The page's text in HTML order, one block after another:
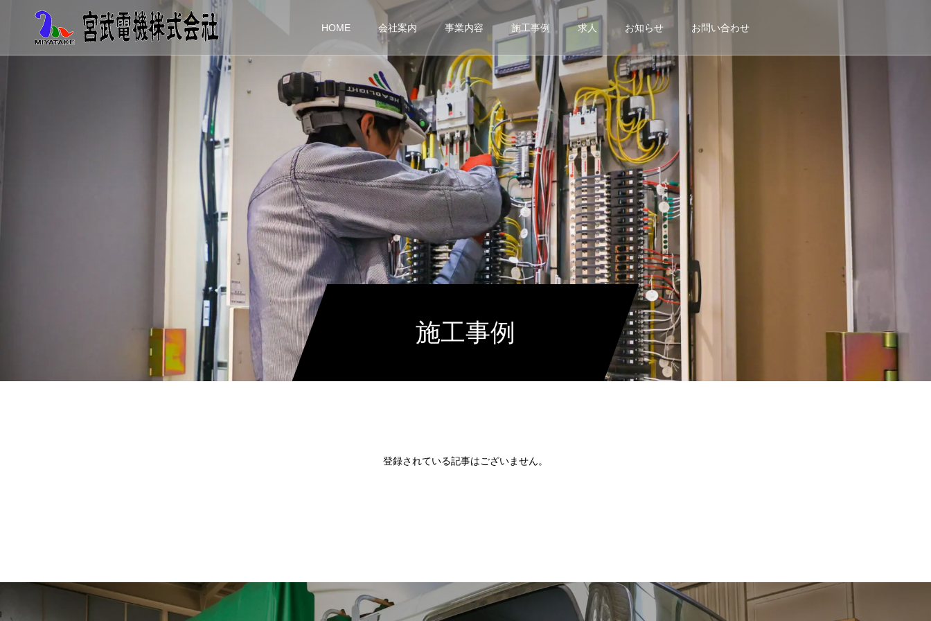
HOME 会社案内 事業内容 施工事例 求人 お知らせ お問い合わせ
施工事例
登録されている記事はございません。